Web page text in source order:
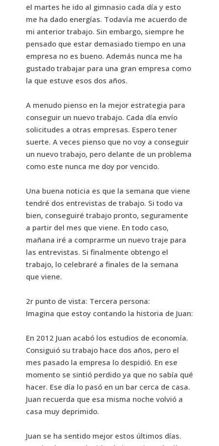
el martes he ido al gimnasio cada día y esto
me ha dado energías. Todavía me acuerdo de
mi anterior trabajo. Sin embargo, siempre he
pensado que estar demasiado tiempo en una
empresa no es bueno. Además nunca me ha
gustado trabajar para una gran empresa como
la que estuve esos dos años.
A menudo pienso en la mejor estrategia para
conseguir un nuevo trabajo. Cada día envío
solicitudes a otras empresas. Espero tener
suerte. A veces pienso que no voy a conseguir
un nuevo trabajo, pero delante de un problema
como este nunca me doy por vencido.
Una buena noticia es que la semana que viene
tendré dos entrevistas de trabajo. Si todo va
bien, conseguiré trabajo pronto, seguramente
a partir del mes que viene. En todo caso,
mañana iré a comprarme un nuevo traje para
las entrevistas. Si finalmente obtengo el
trabajo, lo celebraré a finales de la semana
que viene.
2r punto de vista: Tercera persona:
Imagina que estoy contando la historia de Juan:
En 2012 Juan acabó los estudios de economía.
Consiguió su trabajo hace dos años, pero el
mes pasado la empresa lo despidió. En ese
momento se sintió perdido ya que no sabía qué
hacer. Ese día lo pasó en un bar cerca de casa.
Juan recuerda que esa misma noche volvió a
casa muy deprimido.
Juan se ha sentido mejor estos últimos días.